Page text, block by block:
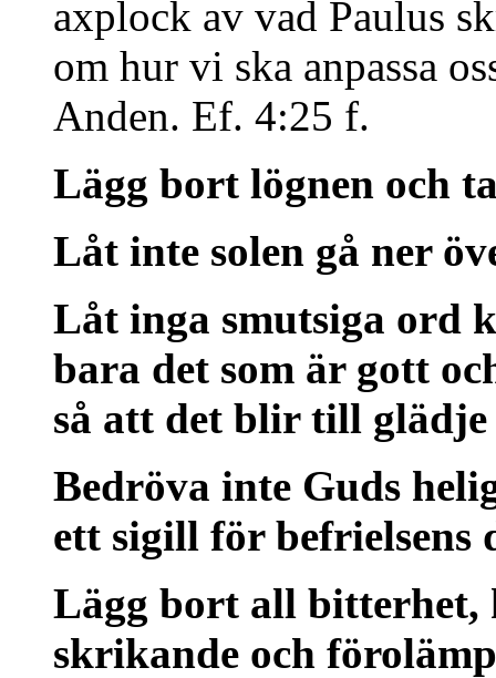
axplock av vad Paulus
om hur vi ska anpassa
Anden. Ef. 4:25 f.
Lägg bort lögnen och
Låt inte solen gå ner
Låt inga smutsiga ord
bara det som är gott
så att det blir till glädje
Bedröva inte Guds
ett sigill för befrielsens
Lägg bort all bitterhet,
skrikande och